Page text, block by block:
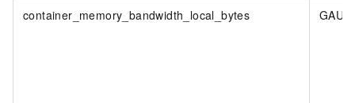
container_memory_bandwidth_local_bytes